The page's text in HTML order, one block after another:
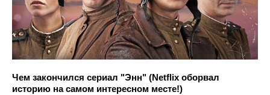
Чем закончился сериал "Энн" (Netflix оборвал
историю на самом интересном месте!)